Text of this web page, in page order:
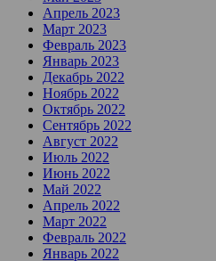
Апрель 2023
Март 2023
Февраль 2023
Январь 2023
Декабрь 2022
Ноябрь 2022
Октябрь 2022
Сентябрь 2022
Август 2022
Июль 2022
Июнь 2022
Май 2022
Апрель 2022
Март 2022
Февраль 2022
Январь 2022